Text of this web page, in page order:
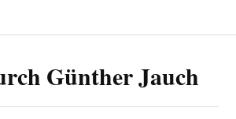
Günther Jauch